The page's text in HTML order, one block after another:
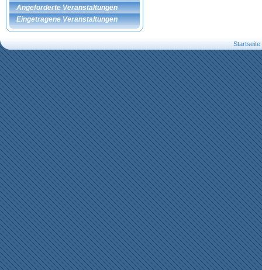
Angeforderte Veranstaltungen
Eingetragene Veranstaltungen
Startseite